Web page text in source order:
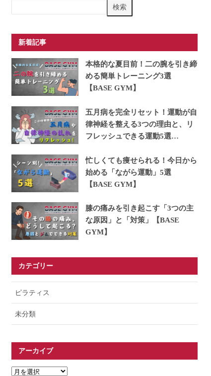
索
検索
新着記事
本格的な夏目前！二の腕を引き締
める簡単トレーニング3選
【BASE GYM】
五月病を完全リセット！運動が自
律神経を整える3つの理由と、リ
フレッシュできる運動5選
忙しくても痩せられる！今日から
始める「ながら運動」5選
【BASE GYM】
膝の痛みを引き起こす「3つの主
な原因」と「対策」【BASE
GYM】
カテゴリー
ピラティス
未分類
アーカイブ
ア